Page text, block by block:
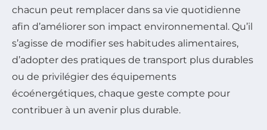
chacun peut remplacer dans sa vie quotidienne
afin d’améliorer son impact environnemental. Qu’il
s’agisse de modifier ses habitudes alimentaires,
d’adopter des pratiques de transport plus durables
ou de privilégier des équipements
écoénergétiques, chaque geste compte pour
contribuer à un avenir plus durable.